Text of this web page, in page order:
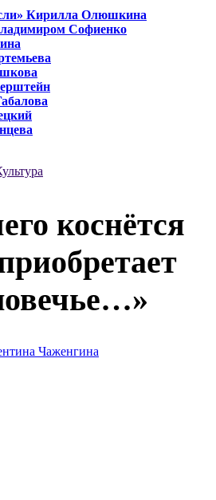
Кирилла Олюшкина
Софиенко
коснётся
Чаженгина